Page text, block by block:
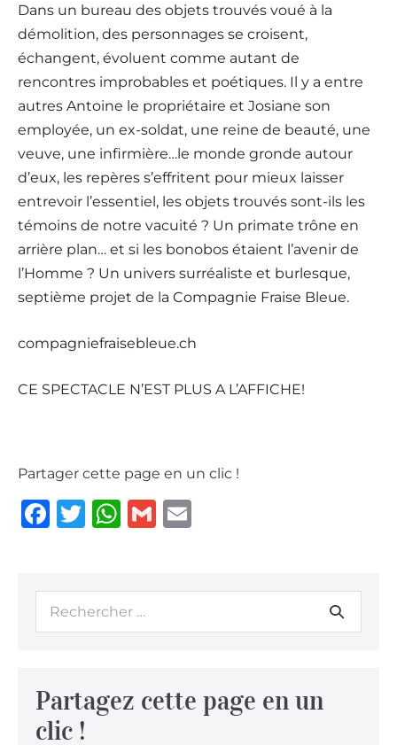
Dans un bureau des objets trouvés voué à la
démolition, des personnages se croisent,
échangent, évoluent comme autant de
rencontres improbables et poétiques. Il y a entre
autres Antoine le propriétaire et Josiane son
employée, un ex-soldat, une reine de beauté, une
veuve, une infirmière…le monde gronde autour
d’eux, les repères s’effritent pour mieux laisser
entrevoir l’essentiel, les objets trouvés sont-ils les
témoins de notre vacuité ? Un primate trône en
arrière plan… et si les bonobos étaient l’avenir de
l’Homme ? Un univers surréaliste et burlesque,
septième projet de la Compagnie Fraise Bleue.
compagniefraisebleue.ch
CE SPECTACLE N’EST PLUS A L’AFFICHE!
Partager cette page en un clic !
F
e
b
k
T
te
r
W
s
A
G
l
l
Partagez cette page en un
clic !